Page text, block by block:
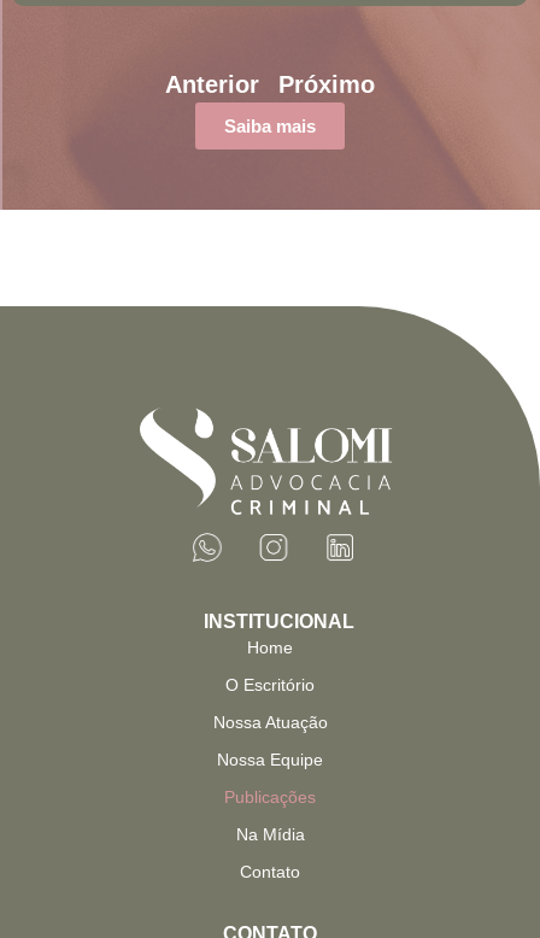
Anterior Próximo
Saiba mais
INSTITUCIONAL
Home
O Escritório
Nossa Atuação
Nossa Equipe
Publicações
Na Mídia
Contato
CONTATO